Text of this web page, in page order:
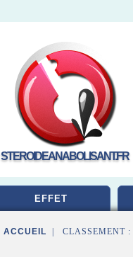
STEROIDEANABOLISANT.FR
EFFET
ACCUEIL | CLASSEMENT :